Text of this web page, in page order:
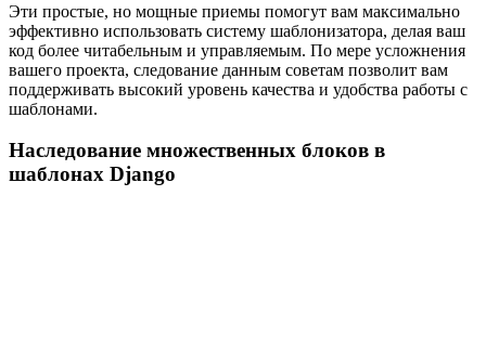
Эти простые, но мощные приемы помогут вам максимально
эффективно использовать систему шаблонизатора, делая ваш
код более читабельным и управляемым. По мере усложнения
вашего проекта, следование данным советам позволит вам
поддерживать высокий уровень качества и удобства работы с
шаблонами.
Наследование множественных блоков в
шаблонах Django